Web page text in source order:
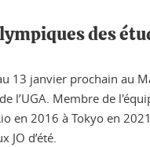
des
13 janvier prochain au
l’UGA. Membre de
en 2016 à Tokyo en
JO d’été.